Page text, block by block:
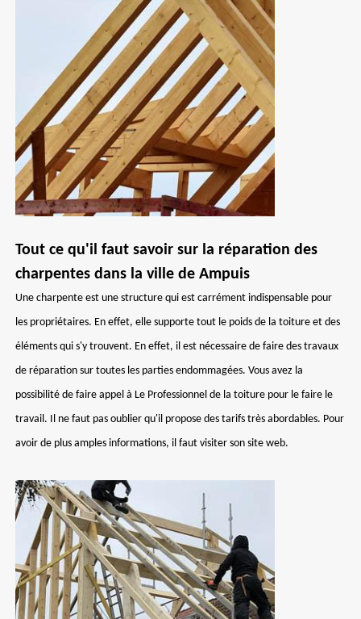
Tout ce qu'il faut savoir sur la réparation des
charpentes dans la ville de Ampuis
Une charpente est une structure qui est carrément indispensable pour
les propriétaires. En effet, elle supporte tout le poids de la toiture et des
éléments qui s'y trouvent. En effet, il est nécessaire de faire des travaux
de réparation sur toutes les parties endommagées. Vous avez la
possibilité de faire appel à Le Professionnel de la toiture pour le faire le
travail. Il ne faut pas oublier qu'il propose des tarifs très abordables. Pour
avoir de plus amples informations, il faut visiter son site web.